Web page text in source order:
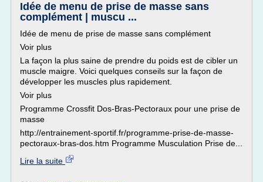
Idée de menu de prise de masse sans
complément | muscu ...
Idée de menu de prise de masse sans complément
Voir plus
La façon la plus saine de prendre du poids est de cibler un
muscle maigre. Voici quelques conseils sur la façon de
développer les muscles plus rapidement.
Voir plus
Programme Crossfit Dos-Bras-Pectoraux pour une prise de
masse
http://entrainement-sportif.fr/programme-prise-de-masse-
pectoraux-bras-dos.htm Programme Musculation Prise de...
Lire la suite